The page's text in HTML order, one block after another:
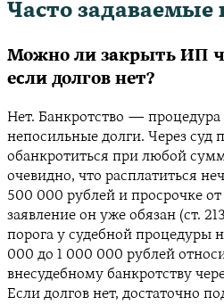
Часто задаваемые
Можно ли закрыть ИП
если долгов нет?
Нет. Банкротство — процедура
непосильные долги. Через суд
обанкротиться при любой
очевидно, что расплатиться
500 000 рублей и просрочке
заявление он уже обязан (ст.
порога у судебной процедуры
000 до 1 000 000 рублей
внесудебному банкротству
Если долгов нет, достаточно